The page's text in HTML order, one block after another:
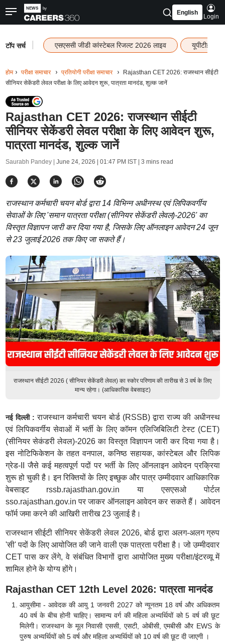
English
Login
टॉप सर्च एसएससी जीडी कांस्टेबल रिजल्ट 2026 लाइव यूपीटीईटी
होम परीक्षा समाचार प्रतियोगी परीक्षा समाचार
Rajasthan CET 2026: राजस्थान सीईटी
सीनियर सेकेंडरी लेवल परीक्षा के लिए आवेदन शुरू, पात्रता मानदंड, शुल्क जानें
Rajasthan CET 2026: राजस्थान सीईटी
सीनियर सेकेंडरी लेवल परीक्षा के लिए आवेदन शुरू,
पात्रता मानदंड, शुल्क जानें
Saurabh Pandey | June 24, 2026 | 01:47 PM IST| 3 mins read
राजस्थान कर्मचारी चयन बोर्ड द्वारा 14 विभिन्न अधीनस्थ एवं लिपिकवर्गीय
सेवाओं के लिए 'समान पात्रता परीक्षा (सीनियर सेकेंडरी लेवल)-2026' का
विस्तृत विज्ञापन जारी कर दिया गया है, जिसके लिए ऑनलाइन आवेदन 24 जून
से 23 जुलाई 2026 तक किए जा सकते हैं।
राजस्थान सीईटी 2026 ( सीनियर सेकेंडरी लेवल) का स्कोर परिणाम की तारीख से 3 वर्ष के लिए
मान्य रहेगा। (आधिकारिक वेबसाइट)
नई दिल्ली :राजस्थान कर्मचारी चयन बोर्ड (RSSB) द्वारा राज्य की अधीनस्थ
एवं लिपिकवर्गीय सेवाओं में भर्ती के लिए कॉमन एलिजिबिलिटी टेस्ट (CET)
(सीनियर सेकंडरी लेवल)-2026 का विस्तृत विज्ञापन जारी कर दिया गया है।
इस नोटिफिकेशन के तहत वनपाल, कनिष्ठ सहायक, कांस्टेबल और लिपिक
ग्रेड-II जैसे कई महत्वपूर्ण पदों पर भर्ती के लिए ऑनलाइन आवेदन प्रक्रिया
शुरू हो चुकी है। इन रिक्तियों के लिए इच्छुक और पात्र उम्मीदवार आधिकारिक
वेबसाइट rssb.rajasthan.gov.in या एसएसओ पोर्टल
sso.rajasthan.gov.in पर जाकर ऑनलाइन आवेदन कर सकते हैं। आवेदन
फॉर्म जमा करने की आखिरी तारीख 23 जुलाई है।
राजस्थान सीईटी सीनियर सेकेंडरी लेवल 2026, बोर्ड द्वारा अलग-अलग ग्रुप
'सी' पदों के लिए आयोजित की जाने वाली एक पात्रता परीक्षा है। जो उम्मीदवार
CET पास कर लेंगे, वे संबंधित विभागों द्वारा आयोजित मुख्य परीक्षा/इंटरव्यू में
शामिल होने के योग्य होंगे।
Rajasthan CET 12th Level 2026: पात्रता मानदंड
आयुसीमा - आवेदक की आयु 1 जनवरी 2027 को न्यूनतम 18 वर्ष और अधिकतम
40 वर्ष के बीच होनी चाहिए। सामान्य वर्ग की महिला अभ्यर्थियों को 5 वर्ष की छूट
मिलेगी। राजस्थान के मूल निवासी एससी, एसटी, ओबीसी, एमबीसी और EWS के
पुरुष अभ्यर्थियों को 5 वर्ष और महिला अभ्यर्थियों को 10 वर्ष की छूट दी जाएगी ।